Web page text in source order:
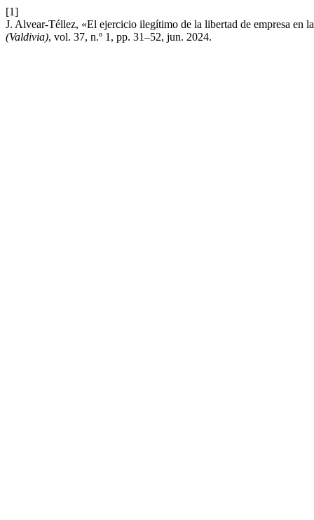
[1]
J. Alvear-Téllez, «El ejercicio ilegítimo de la libertad de empresa en
(Valdivia), vol. 37, n.º 1, pp. 31–52, jun. 2024.